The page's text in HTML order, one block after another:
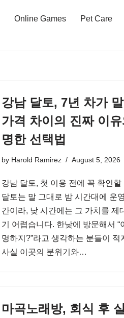
Online Games Pet Care
강남 달토, 7년 차가
가격 차이의 진짜 이유
명한 선택법
by Harold Ramirez August 5, 2026
강남 달토, 첫 이용 전에 꼭 확인할
달토는 말 그대로 밤 시간대에 운
간이라, 낮 시간에는 그 가치를 제
기 어렵습니다. 한낮에 방문해서 “
명하지?”라고 생각하는 분들이 적
사실 이곳의 분위기와…
마곡노래방, 회식 후